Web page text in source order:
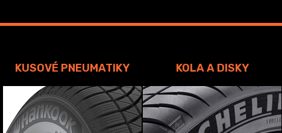
KUSOVÉ PNEUMATIKY KOLA A DISKY